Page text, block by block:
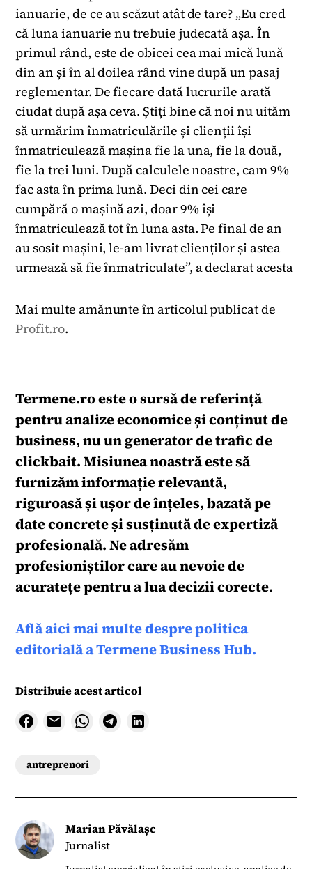
ianuarie, de ce au scăzut atât de tare? „Eu cred
că luna ianuarie nu trebuie judecată așa. În
primul rând, este de obicei cea mai mică lună
din an și în al doilea rând vine după un pasaj
reglementar. De fiecare dată lucrurile arată
ciudat după așa ceva. Știți bine că noi nu uităm
să urmărim înmatriculările și clienții își
înmatriculează mașina fie la una, fie la două,
fie la trei luni. După calculele noastre, cam 9%
fac asta în prima lună. Deci din cei care
cumpără o mașină azi, doar 9% își
înmatriculează tot în luna asta. Pe final de an
au sosit mașini, le-am livrat clienților și astea
urmează să fie înmatriculate”, a declarat acesta
Mai multe amănunte în articolul publicat de
Profit.ro.
Termene.roeste o sursă de referință
pentru analize economice și conținut de
business, nu un generator de trafic de
clickbait. Misiunea noastră este să
furnizăm informație relevantă,
riguroasă și ușor de înțeles, bazată pe
date concrete și susținută de expertiză
profesională. Ne adresăm
profesioniștilor care au nevoie de
acuratețe pentru a lua decizii corecte.
Află aici mai multe despre politica
editorială a Termene Business Hub.
Distribuie acest articol
antreprenori
Marian Păvălașc
Jurnalist